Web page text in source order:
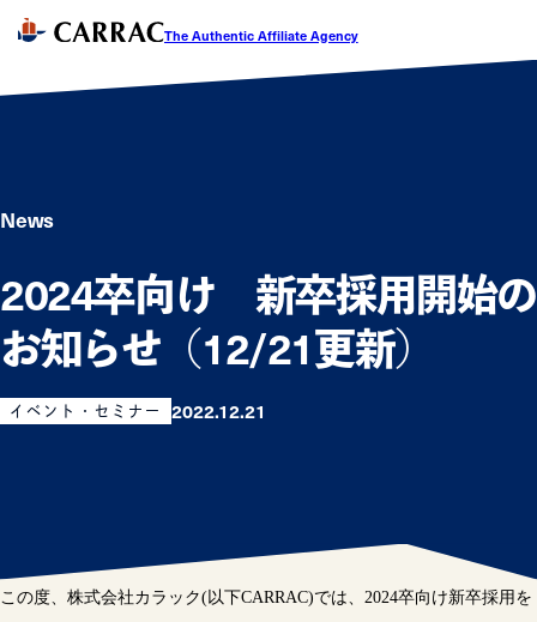
The Authentic Affiliate Agency
News
2024卒向け 新卒採用開始の
お知らせ（12/21更新）
イベント・セミナー 2022.12.21
この度、株式会社カラック(以下CARRAC)では、2024卒向け新卒採用を